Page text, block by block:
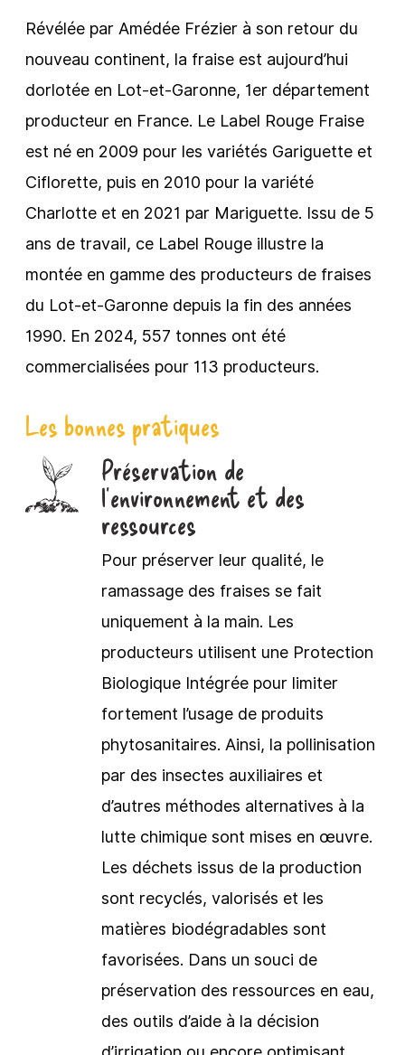
Révélée par Amédée Frézier à son retour du
nouveau continent, la fraise est aujourd’hui
dorlotée en Lot-et-Garonne, 1er département
producteur en France. Le Label Rouge Fraise
est né en 2009 pour les variétés Gariguette et
Ciflorette, puis en 2010 pour la variété
Charlotte et en 2021 par Mariguette. Issu de 5
ans de travail, ce Label Rouge illustre la
montée en gamme des producteurs de fraises
du Lot-et-Garonne depuis la fin des années
1990. En 2024, 557 tonnes ont été
commercialisées pour 113 producteurs.
Les bonnes pratiques
Préservation de
l’environnement et des
ressources
Pour préserver leur qualité, le
ramassage des fraises se fait
uniquement à la main. Les
producteurs utilisent une Protection
Biologique Intégrée pour limiter
fortement l’usage de produits
phytosanitaires. Ainsi, la pollinisation
par des insectes auxiliaires et
d’autres méthodes alternatives à la
lutte chimique sont mises en œuvre.
Les déchets issus de la production
sont recyclés, valorisés et les
matières biodégradables sont
favorisées. Dans un souci de
préservation des ressources en eau,
des outils d’aide à la décision